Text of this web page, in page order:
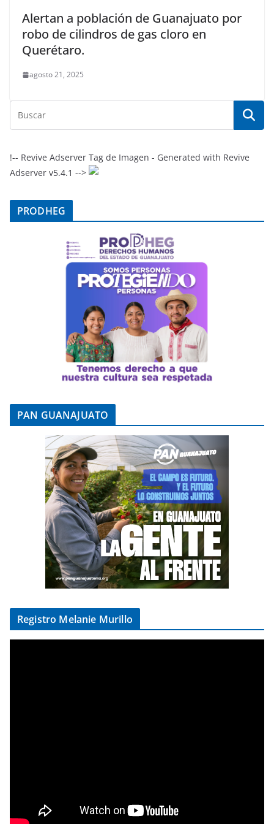
Alertan a población de Guanajuato por
robo de cilindros de gas cloro en
Querétaro.
agosto 21, 2025
!-- Revive Adserver Tag de Imagen - Generated with Revive
Adserver v5.4.1 -->
PRODHEG
PAN GUANAJUATO
Registro Melanie Murillo